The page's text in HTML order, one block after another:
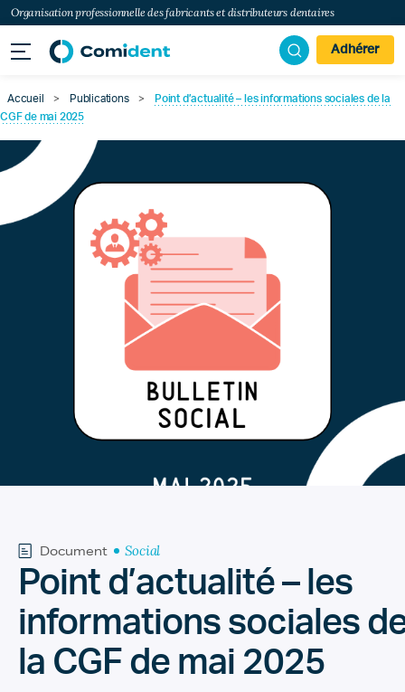
Organisation professionnelle des fabricants et distributeurs dentaires
Adhérer
Accueil > Publications >
Point d’actualité – les informations sociales de la
CGF de mai 2025
Document Social
Point d’actualité – les
informations sociales
la CGF de mai 2025